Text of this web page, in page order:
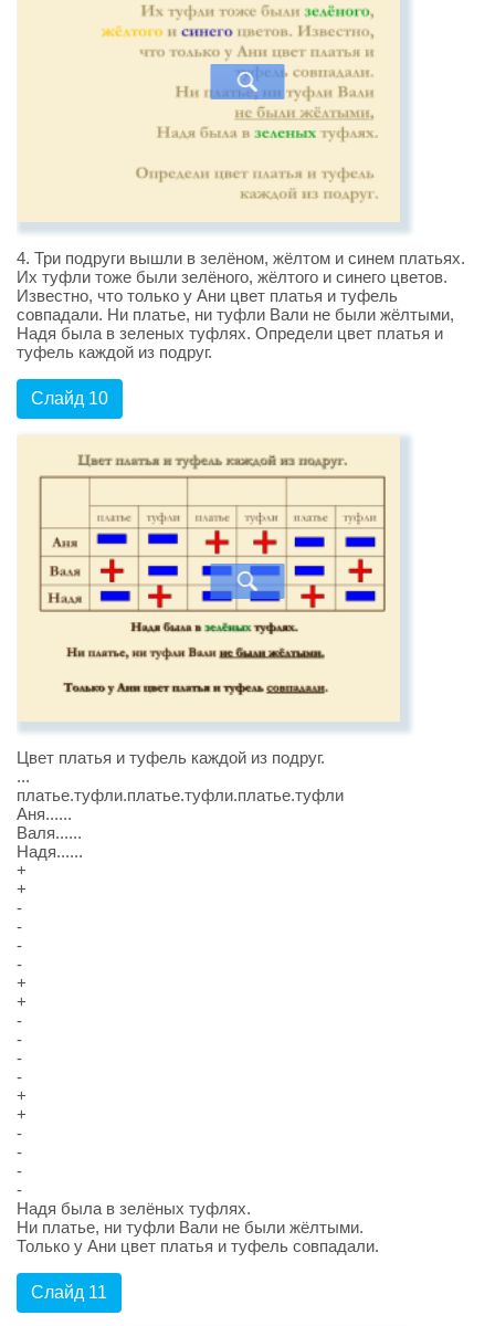
4. Три подруги вышли в зелёном, жёлтом и синем платьях.
Их туфли тоже были зелёного, жёлтого и синего цветов.
Известно, что только у Ани цвет платья и туфель
совпадали. Ни платье, ни туфли Вали не были жёлтыми,
Надя была в зеленых туфлях. Определи цвет платья и
туфель каждой из подруг.
Слайд 10
Цвет платья и туфель каждой из подруг.
...
платье.туфли.платье.туфли.платье.туфли
Аня......
Валя......
Надя......
+
+
-
-
-
-
+
+
-
-
-
-
+
+
-
-
-
-
Надя была в зелёных туфлях.
Ни платье, ни туфли Вали не были жёлтыми.
Только у Ани цвет платья и туфель совпадали.
Слайд 11